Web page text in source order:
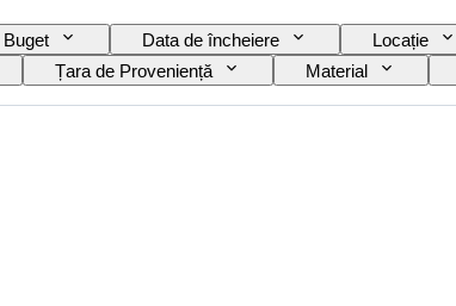
Buget Data de încheiere Locație
Țara de Proveniență Material
Culoare Mișcarea ceasului